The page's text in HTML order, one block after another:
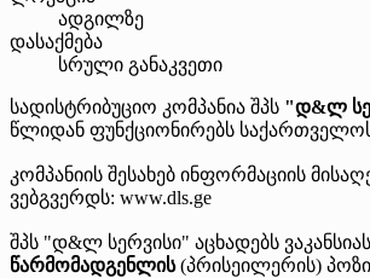
ადგილზე
დასაქმება
სრული განაკვეთი
სადისტრიბუციო კომპანია შპს "დ&ლ
წლიდან ფუნქციონირებს
კომპანიის შესახებ ინფორმაციის
ვებგვერდს: www.dls.ge
შპს "დ&ლ სერვისი" აცხადებს ვაკანსიას
წარმომადგენლის(პრისეილერის)